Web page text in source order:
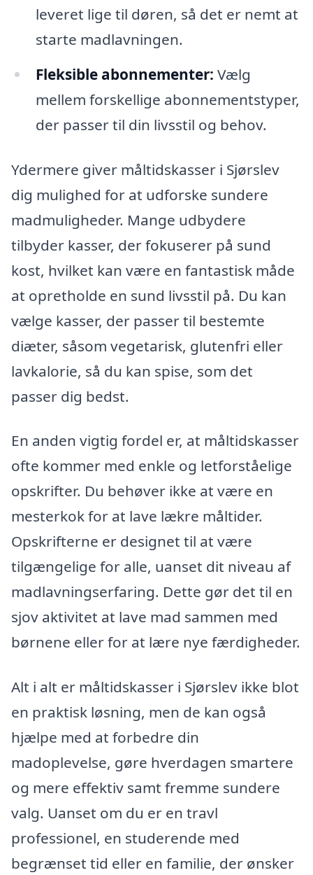
leveret lige til døren, så det er nemt at
starte madlavningen.
Fleksible abonnementer: Vælg
mellem forskellige abonnementstyper,
der passer til din livsstil og behov.
Ydermere giver måltidskasser i Sjørslev
dig mulighed for at udforske sundere
madmuligheder. Mange udbydere
tilbyder kasser, der fokuserer på sund
kost, hvilket kan være en fantastisk måde
at opretholde en sund livsstil på. Du kan
vælge kasser, der passer til bestemte
diæter, såsom vegetarisk, glutenfri eller
lavkalorie, så du kan spise, som det
passer dig bedst.
En anden vigtig fordel er, at måltidskasser
ofte kommer med enkle og letforståelige
opskrifter. Du behøver ikke at være en
mesterkok for at lave lækre måltider.
Opskrifterne er designet til at være
tilgængelige for alle, uanset dit niveau af
madlavningserfaring. Dette gør det til en
sjov aktivitet at lave mad sammen med
børnene eller for at lære nye færdigheder.
Alt i alt er måltidskasser i Sjørslev ikke blot
en praktisk løsning, men de kan også
hjælpe med at forbedre din
madoplevelse, gøre hverdagen smartere
og mere effektiv samt fremme sundere
valg. Uanset om du er en travl
professionel, en studerende med
begrænset tid eller en familie, der ønsker